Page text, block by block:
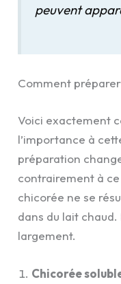
peuvent
Comment
Voici exactement
l’importance à
préparation
contrairement à ce
chicorée ne se
dans du lait
largement.
Chicorée